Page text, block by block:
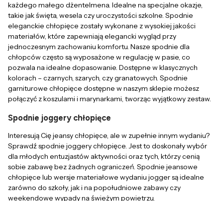
każdego małego dżentelmena. Idealne na specjalne okazje,
takie jak święta, wesela czy uroczystości szkolne. Spodnie
eleganckie chłopięce zostały wykonane z wysokiej jakości
materiałów, które zapewniają elegancki wygląd przy
jednoczesnym zachowaniu komfortu. Nasze spodnie dla
chłopców często są wyposażone w regulację w pasie, co
pozwala na idealne dopasowanie. Dostępne w klasycznych
kolorach – czarnych, szarych, czy granatowych. Spodnie
garniturowe chłopięce dostępne w naszym sklepie możesz
połączyć z koszulami i marynarkami, tworząc wyjątkowy zestaw.
Spodnie joggery chłopięce
Interesują Cię jeansy chłopięce, ale w zupełnie innym wydaniu?
Sprawdź spodnie joggery chłopięce. Jest to doskonały wybór
dla młodych entuzjastów aktywności oraz tych, którzy cenią
sobie zabawę bez żadnych ograniczeń. Spodnie jeansowe
chłopięce lub wersje materiałowe wydaniu jogger są idealne
zarówno do szkoły, jak i na popołudniowe zabawy czy
weekendowe wypady na świeżym powietrzu.